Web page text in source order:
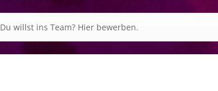
Du willst ins Team? Hier bewerben.